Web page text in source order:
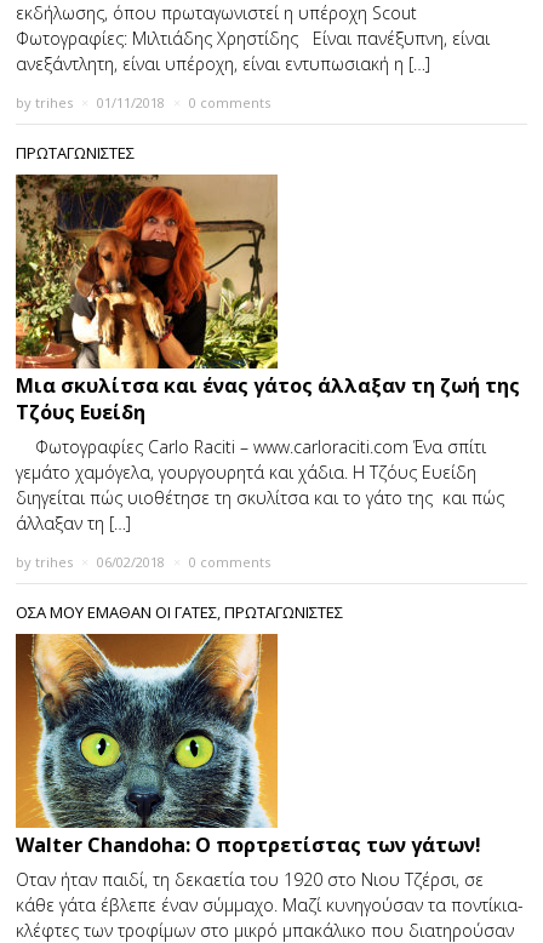
εκδήλωσης, όπου πρωταγωνιστεί η υπέροχη Scout
Φωτογραφίες: Μιλτιάδης Χρηστίδης Είναι πανέξυπνη, είναι
ανεξάντλητη, είναι υπέροχη, είναι εντυπωσιακή η […]
bytrihes 01/11/2018 0 comments
ΠΡΩΤΑΓΩΝΙΣΤΕΣ
Μια σκυλίτσα και ένας γάτος άλλαξαν τη ζωή της
Τζόυς Ευείδη
Φωτογραφίες Carlo Raciti – www.carloraciti.com Ένα σπίτι
γεμάτο χαμόγελα, γουργουρητά και χάδια. Η Τζόυς Ευείδη
διηγείται πώς υιοθέτησε τη σκυλίτσα και το γάτο της και πώς
άλλαξαν τη […]
bytrihes 06/02/2018 0 comments
ΟΣΑ ΜΟΥ ΕΜΑΘΑΝ ΟΙ ΓΑΤΕΣ,ΠΡΩΤΑΓΩΝΙΣΤΕΣ
Walter Chandoha: Ο πορτρετίστας των γάτων!
Οταν ήταν παιδί, τη δεκαετία του 1920 στο Νιου Τζέρσι, σε
κάθε γάτα έβλεπε έναν σύμμαχο. Μαζί κυνηγούσαν τα ποντίκια-
κλέφτες των τροφίμων στο μικρό μπακάλικο που διατηρούσαν